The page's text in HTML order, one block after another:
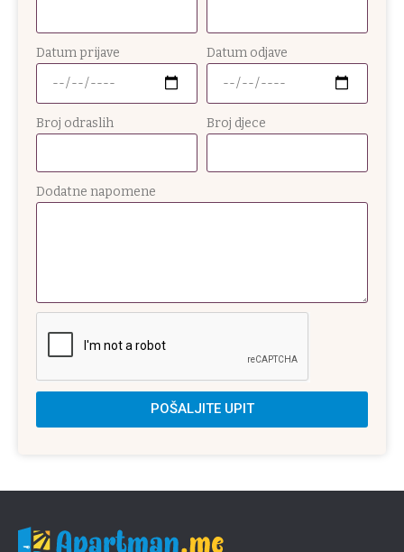
Datum prijave Datum odjave
Broj odraslih Broj djece
Dodatne napomene
POŠALJITE UPIT